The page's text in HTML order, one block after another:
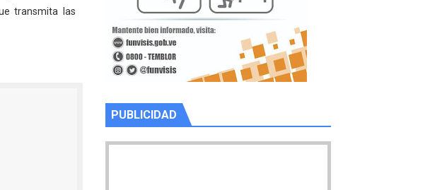
transmita las
PUBLICIDAD